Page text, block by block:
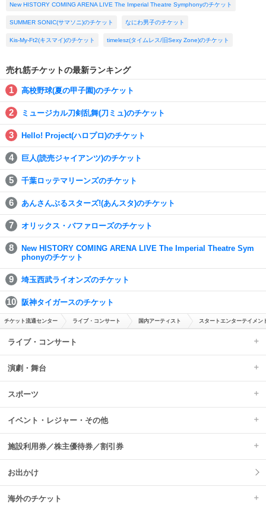
New HISTORY COMING ARENA LIVE The Imperial Theatre Symphonyのチケット
SUMMER SONIC(サマソニ)のチケット なにわ男子のチケット
Kis-My-Ft2(キスマイ)のチケット timelesz(タイムレス/旧Sexy Zone)のチケット
売れ筋チケットの最新ランキング
高校野球(夏の甲子園)のチケット
ミュージカル刀剣乱舞(刀ミュ)のチケット
Hello! Project(ハロプロ)のチケット
巨人(読売ジャイアンツ)のチケット
千葉ロッテマリーンズのチケット
あんさんぶるスターズ!(あんスタ)のチケット
オリックス・バファローズのチケット
New HISTORY COMING ARENA LIVE The Imperial Theatre Sym
phonyのチケット
埼玉西武ライオンズのチケット
阪神タイガースのチケット
チケット流通センター ライブ・コンサート 国内アーティスト スタートエンターテイメン
ライブ・コンサート
演劇・舞台
スポーツ
イベント・レジャー・その他
施設利用券／株主優待券／割引券
お出かけ
海外のチケット